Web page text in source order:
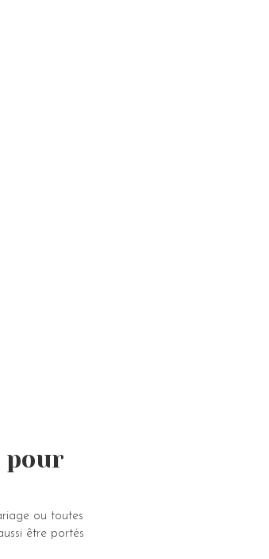
pour
ou toutes
être portés